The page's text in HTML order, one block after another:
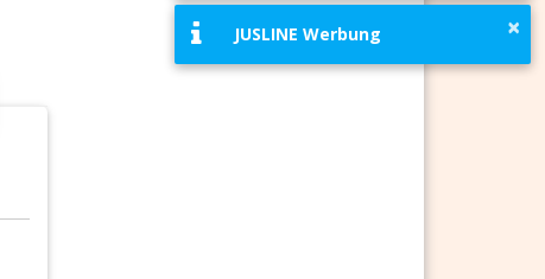
×
JUSLINE Werbung